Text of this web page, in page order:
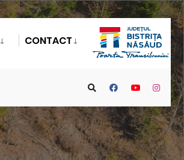
CONTACT